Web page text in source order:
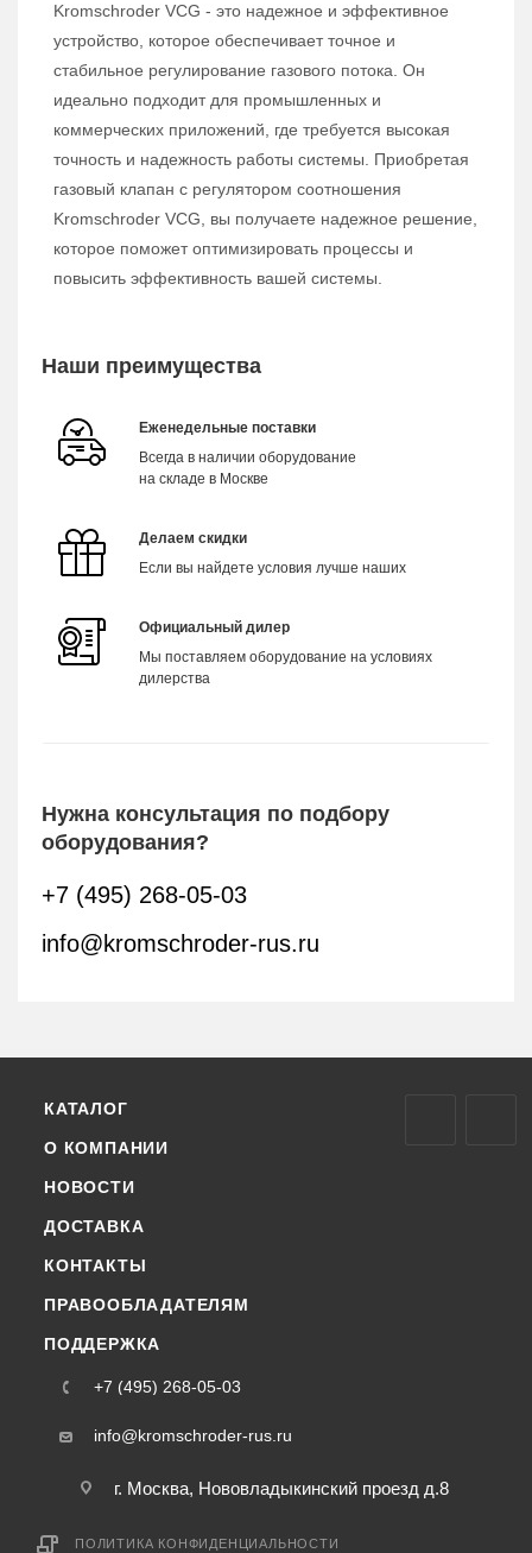
Kromschroder VCG - это надежное и эффективное
устройство, которое обеспечивает точное и
стабильное регулирование газового потока. Он
идеально подходит для промышленных и
коммерческих приложений, где требуется высокая
точность и надежность работы системы. Приобретая
газовый клапан с регулятором соотношения
Kromschroder VCG, вы получаете надежное решение,
которое поможет оптимизировать процессы и
повысить эффективность вашей системы.
Наши преимущества
Еженедельные поставки
Всегда в наличии оборудование
на складе в Москве
Делаем скидки
Если вы найдете условия лучше наших
Официальный дилер
Мы поставляем оборудование на условиях
дилерства
Нужна консультация по подбору
оборудования?
+7 (495) 268-05-03
info@kromschroder-rus.ru
КАТАЛОГ
О КОМПАНИИ
НОВОСТИ
ДОСТАВКА
КОНТАКТЫ
ПРАВООБЛАДАТЕЛЯМ
ПОДДЕРЖКА
+7 (495) 268-05-03
info@kromschroder-rus.ru
г. Москва, Нововладыкинский проезд д.8
ПОЛИТИКА КОНФИДЕНЦИАЛЬНОСТИ